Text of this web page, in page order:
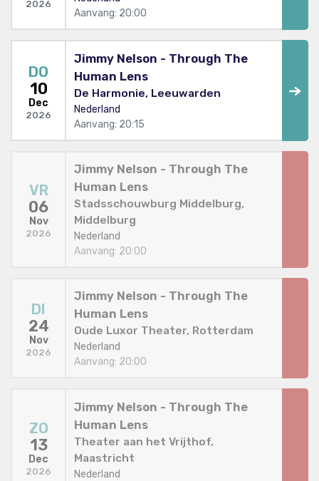
2026
Aanvang: 20:00
DO
10
Dec
2026
Jimmy Nelson - Through The
Human Lens
De Harmonie, Leeuwarden
Nederland
Aanvang: 20:15
VR
06
Nov
2026
Jimmy Nelson - Through The
Human Lens
Stadsschouwburg Middelburg,
Middelburg
Nederland
Aanvang: 20:00
DI
24
Nov
2026
Jimmy Nelson - Through The
Human Lens
Oude Luxor Theater, Rotterdam
Nederland
Aanvang: 20:00
ZO
13
Dec
2026
Jimmy Nelson - Through The
Human Lens
Theater aan het Vrijthof,
Maastricht
Nederland